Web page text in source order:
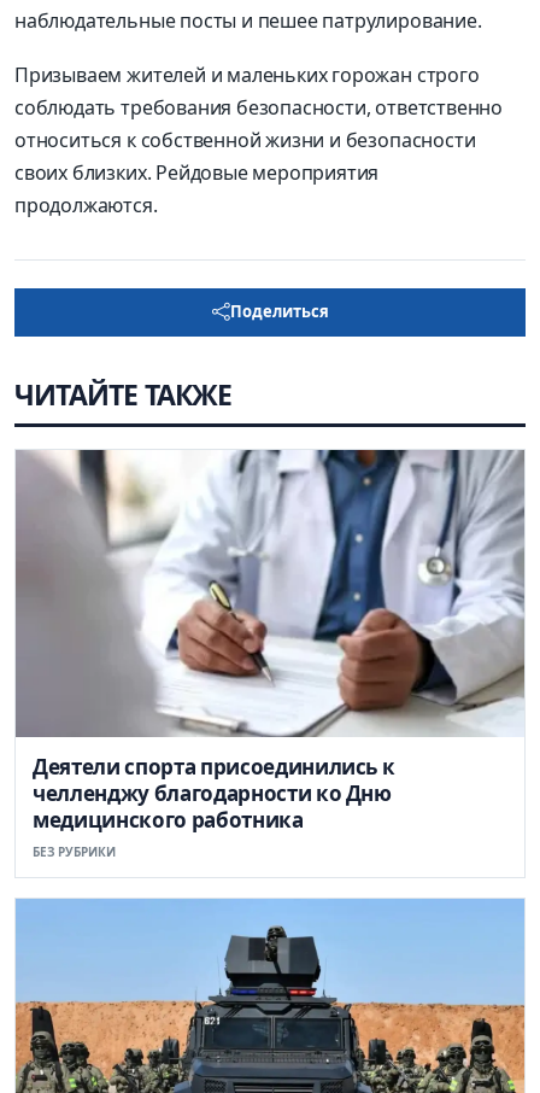
наблюдательные посты и пешее патрулирование.
Призываем жителей и маленьких горожан строго
соблюдать требования безопасности, ответственно
относиться к собственной жизни и безопасности
своих близких. Рейдовые мероприятия
продолжаются.
Поделиться
ЧИТАЙТЕ ТАКЖЕ
Деятели спорта присоединились к
челленджу благодарности ко Дню
медицинского работника
БЕЗ РУБРИКИ